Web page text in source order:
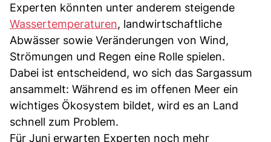
Experten könnten unter anderem steigende
Wassertemperaturen, landwirtschaftliche
Abwässer sowie Veränderungen von Wind,
Strömungen und Regen eine Rolle spielen.
Dabei ist entscheidend, wo sich das Sargassum
ansammelt: Während es im offenen Meer ein
wichtiges Ökosystem bildet, wird es an Land
schnell zum Problem.
Für Juni erwarten Experten noch mehr